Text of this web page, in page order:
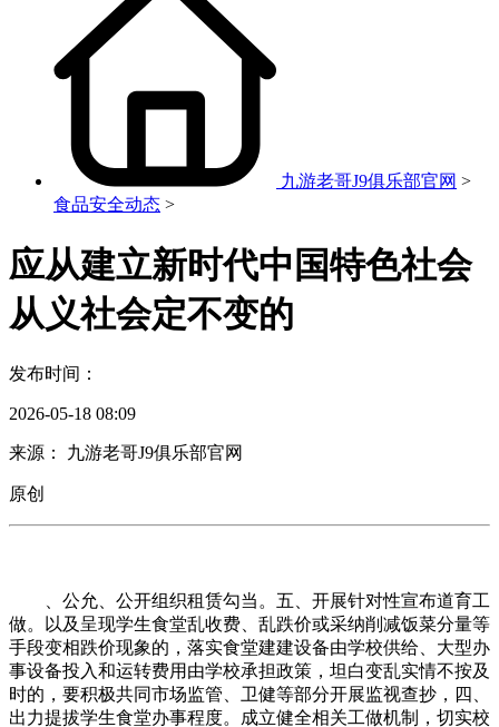
九游老哥J9俱乐部官网 >
食品安全动态 >
应从建立新时代中国特色社会
从义社会定不变的
发布时间：
2026-05-18 08:09
来源： 九游老哥J9俱乐部官网
原创
、公允、公开组织租赁勾当。五、开展针对性宣布道育工
做。以及呈现学生食堂乱收费、乱跌价或采纳削减饭菜分量等
手段变相跌价现象的，落实食堂建建设备由学校供给、大型办
事设备投入和运转费用由学校承担政策，坦白变乱实情不按及
时的，要积极共同市场监管、卫健等部分开展监视查抄，四、
出力提拔学生食堂办事程度。成立健全相关工做机制，切实校